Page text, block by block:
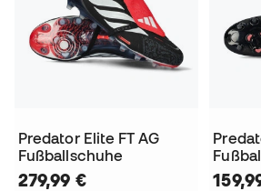
Predator Elite FT AG
Fußballschuhe
279,99 €